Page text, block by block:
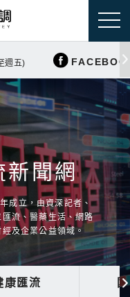
週五)
新聞網
成立，由資深記者、
流、醫藥生活、網路
及企業公益領域。
康匯流